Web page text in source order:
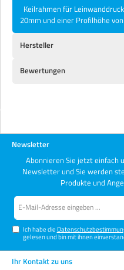
Keilrahmen für
20mm und einer Profilhöhe
Hersteller
Bewertungen
Newsletter
Abonnieren Sie jetzt einfach
Newsletter und Sie werden
Produkte und
Ich habe die
gelesen und bin mit ihnen
Ihr Kontakt zu uns